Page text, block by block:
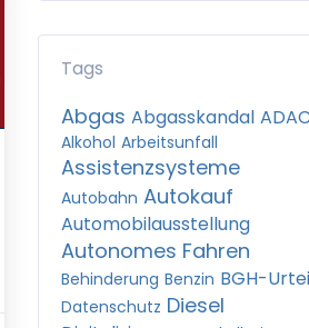
Tags
Abgas Abgasskandal
Alkohol Arbeitsunfall
Assistenzsysteme
Autobahn Autokauf
Automobilausstellung
Autonomes Fahren
Behinderung Benzin BGH-
Datenschutz Diesel